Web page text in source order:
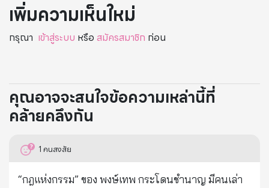
เพิ่มความเห็นใหม่
กรุณา เข้าสู่ระบบ หรือ สมัครสมาชิก ก่อน
คุณอาจจะสนใจข้อความเหล่านี้ที่
คล้ายคลึงกัน
1 คนสงสัย
“กฎแห่งกรรม” ของ พงษ์เทพ กระโดนชำนาญ มีคนเล่า